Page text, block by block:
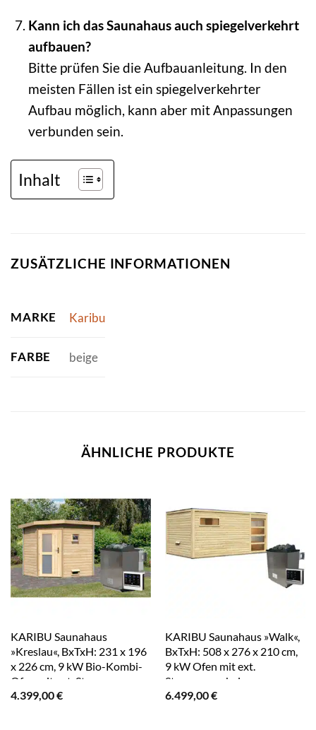
Kann ich das Saunahaus auch spiegelverkehrt
aufbauen?
Bitte prüfen Sie die Aufbauanleitung. In den
meisten Fällen ist ein spiegelverkehrter
Aufbau möglich, kann aber mit Anpassungen
verbunden sein.
Inhalt
ZUSÄTZLICHE INFORMATIONEN
MARKE Karibu
FARBE beige
ÄHNLICHE PRODUKTE
KARIBU Saunahaus
»Kreslau«, BxTxH: 231 x 196
x 226 cm, 9 kW Bio-Kombi-
Ofen mit ext. Steuerung –
beige
4.399,00€
KARIBU Saunahaus »Walk«,
BxTxH: 508 x 276 x 210 cm,
9 kW Ofen mit ext.
Steuerung – beige
6.499,00€